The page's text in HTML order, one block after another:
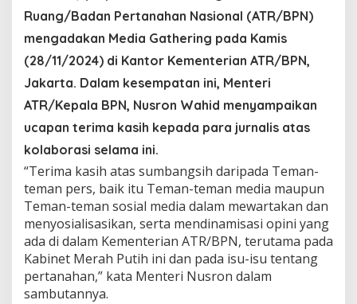
e
n
t
e
i
N
s
r
n
:
T
e
r
i
m
a
Ruang/Badan Pertanahan Nasional (ATR/BPN)
mengadakan Media Gathering pada Kamis
(28/11/2024) di Kantor Kementerian ATR/BPN,
Jakarta. Dalam kesempatan ini, Menteri
ATR/Kepala BPN, Nusron Wahid menyampaikan
ucapan terima kasih kepada para jurnalis atas
kolaborasi selama ini.
“Terima kasih atas sumbangsih daripada Teman-
teman pers, baik itu Teman-teman media maupun
Teman-teman sosial media dalam mewartakan dan
menyosialisasikan, serta mendinamisasi opini yang
ada di dalam Kementerian ATR/BPN, terutama pada
Kabinet Merah Putih ini dan pada isu-isu tentang
pertanahan,” kata Menteri Nusron dalam
sambutannya.